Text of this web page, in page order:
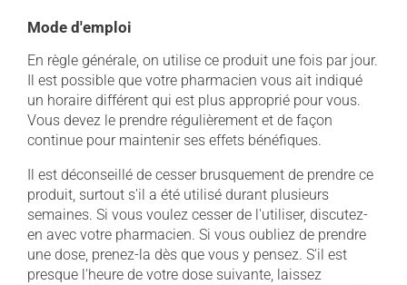
Mode d'emploi
En règle générale, on utilise ce produit une fois par jour.
Il est possible que votre pharmacien vous ait indiqué
un horaire différent qui est plus approprié pour vous.
Vous devez le prendre régulièrement et de façon
continue pour maintenir ses effets bénéfiques.
Il est déconseillé de cesser brusquement de prendre ce
produit, surtout s'il a été utilisé durant plusieurs
semaines. Si vous voulez cesser de l'utiliser, discutez-
en avec votre pharmacien. Si vous oubliez de prendre
une dose, prenez-la dès que vous y pensez. S'il est
presque l'heure de votre dose suivante, laissez